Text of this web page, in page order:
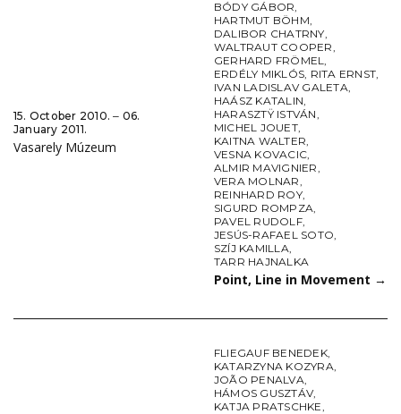
15. October 2010. ‒ 06.
January 2011.
Vasarely Múzeum
BÓDY GÁBOR,
HARTMUT BÖHM,
DALIBOR CHATRNY,
WALTRAUT COOPER,
GERHARD FRÖMEL,
ERDÉLY MIKLÓS, RITA ERNST,
IVAN LADISLAV GALETA,
HAÁSZ KATALIN,
HARASZTŸ ISTVÁN,
MICHEL JOUET,
KAITNA WALTER,
VESNA KOVACIC,
ALMIR MAVIGNIER,
VERA MOLNAR,
REINHARD ROY,
SIGURD ROMPZA,
PAVEL RUDOLF,
JESÚS-RAFAEL SOTO,
SZÍJ KAMILLA,
TARR HAJNALKA
Point, Line in Movement →
FLIEGAUF BENEDEK,
KATARZYNA KOZYRA,
JOÃO PENALVA,
HÁMOS GUSZTÁV,
KATJA PRATSCHKE,